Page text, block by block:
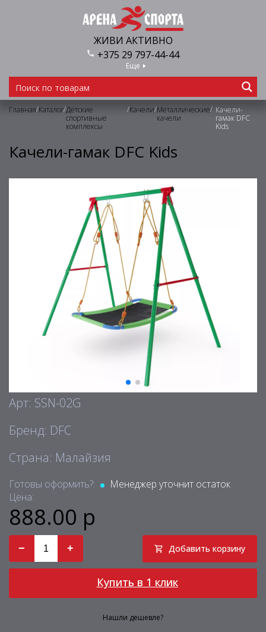
ЖИВИ АКТИВНО
+375 29 797-44-44
Еще
Главная/Каталог/Детские
спортивные
комплексы
/Качели/Металлические
качели
/ Качели-
гамак DFC
Kids
Качели-гамак DFC Kids
Арт: SSN-02G
Бренд: DFC
Страна: Малайзия
Готовы оформить?:
Менеджер уточнит остаток
Цена:
888.00 р
− + Добавить корзину
Купить в 1 клик
Нашли дешевле?